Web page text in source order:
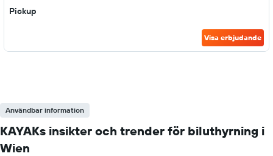
Pickup
Visa erbjudande
Användbar information
KAYAKs insikter och trender för biluthyrning i
Wien